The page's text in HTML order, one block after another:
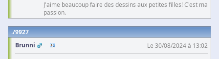
J'aime beaucoup faire des dessins aux petites filles! C'est ma
passion.
9927
Brunni
Le 30/08/2024 à 13:02